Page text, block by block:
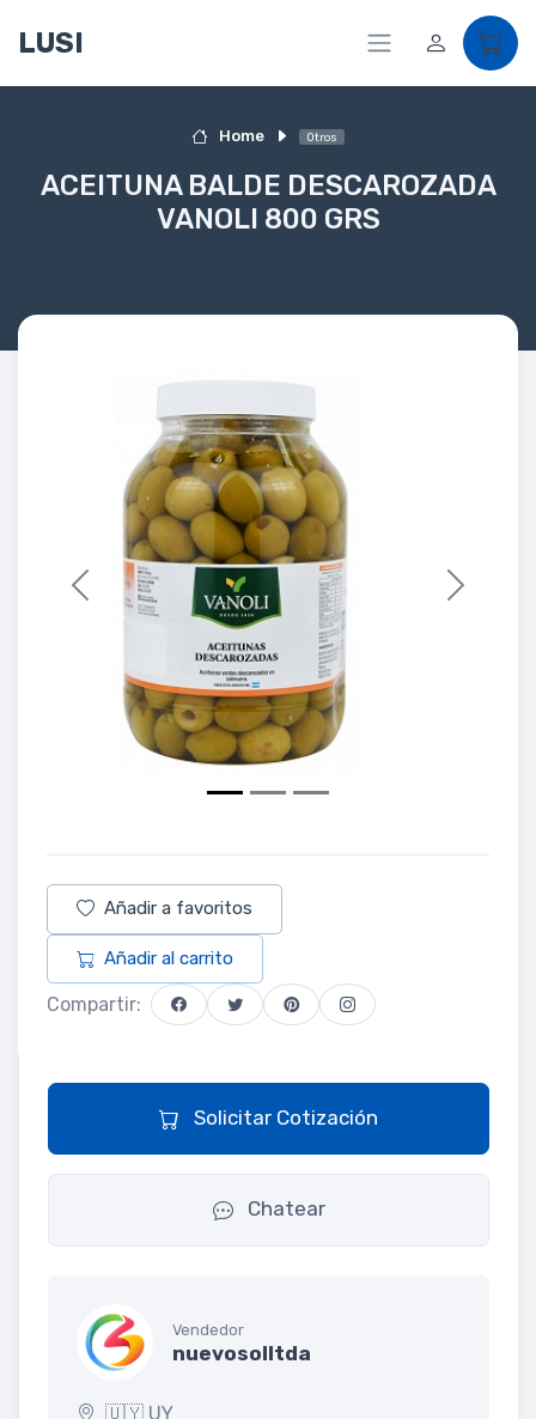
LUSI
Home Otros
ACEITUNA BALDE DESCAROZADA
VANOLI 800 GRS
Previous Next
Añadir a favoritos
Añadir al carrito
Compartir:
Solicitar Cotización
Chatear
Vendedor
nuevosolltda
🇺🇾 UY